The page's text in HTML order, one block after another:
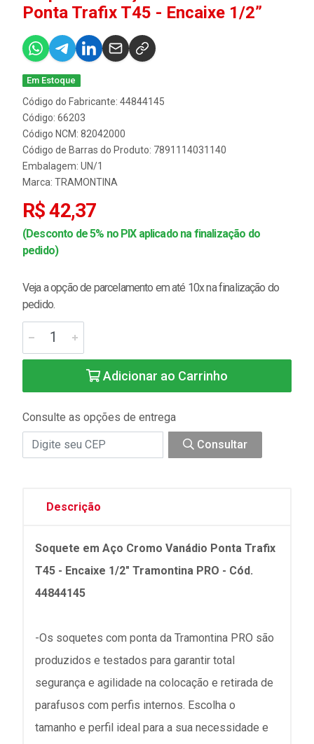
Ponta Trafix T45 - Encaixe 1/2”
Em Estoque
Código do Fabricante: 44844145
Código: 66203
Código NCM: 82042000
Código de Barras do Produto: 7891114031140
Embalagem: UN/1
Marca: TRAMONTINA
R$ 42,37
(Desconto de 5% no PIX aplicado na finalização do
pedido)
Veja a opção de parcelamento em até 10x na finalização do
pedido.
Adicionar ao Carrinho
Consulte as opções de entrega
Consultar
Descrição
Soquete em Aço Cromo Vanádio Ponta Trafix
T45 - Encaixe 1/2" Tramontina PRO - Cód.
44844145
-Os soquetes com ponta da Tramontina PRO são
produzidos e testados para garantir total
segurança e agilidade na colocação e retirada de
parafusos com perfis internos. Escolha o
tamanho e perfil ideal para a sua necessidade e